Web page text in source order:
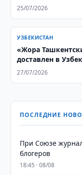
25/07/2026
УЗБЕКИСТАН
«Жора
доставлен в
27/07/2026
ПОСЛЕДНИЕ
При Союзе
блогеров
18:45 · 08/08